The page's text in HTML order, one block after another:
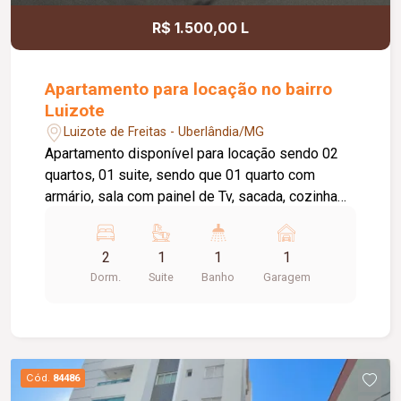
R$ 1.500,00 L
Apartamento para locação no bairro
Luizote
Luizote de Freitas - Uberlândia/MG
Apartamento disponível para locação sendo 02
quartos, 01 suite, sendo que 01 quarto com
armário, sala com painel de Tv, sacada, cozinha
banheiro da suíte ambos com box e armário,
elevador privativo, 01 vaga de garagem, portaria
24 horas, piscina, salão de festas com área
2
Dorm.
1
Suite
1
Banho
1
Garagem
Cód. 84486